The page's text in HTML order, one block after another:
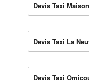
Devis Taxi
Devis Taxi La
Devis Taxi